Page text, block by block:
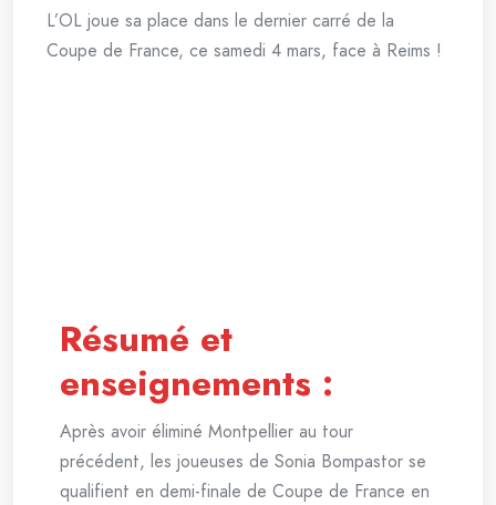
L’OL joue sa place dans le dernier carré de la
Coupe de France, ce samedi 4 mars, face à Reims !
Résumé et
enseignements :
Après avoir éliminé Montpellier au tour
précédent, les joueuses de Sonia Bompastor se
qualifient en demi-finale de Coupe de France en